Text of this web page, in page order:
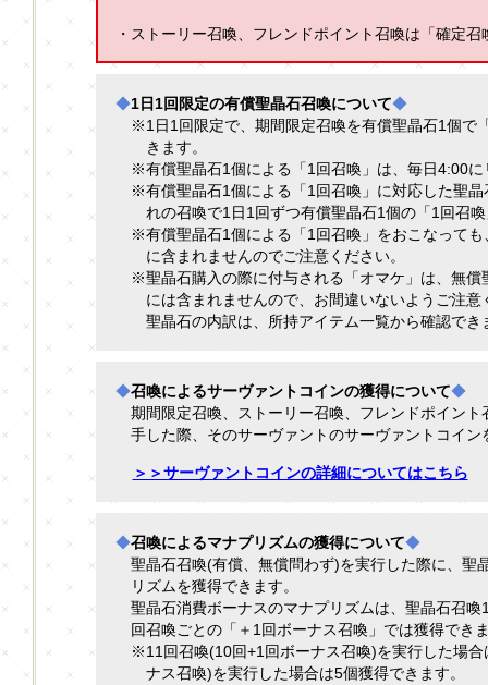
・ストーリー召喚、フレンドポイント召喚は「確定
◆1日1回限定の有償聖晶石召喚について◆
※1日1回限定で、期間限定召喚を有償聖晶石1個で
きます。
※有償聖晶石1個による「1回召喚」は、毎日4:00に
※有償聖晶石1個による「1回召喚」に対応した聖
れの召喚で1日1回ずつ有償聖晶石1個の「1回召
※有償聖晶石1個による「1回召喚」をおこなって
に含まれませんのでご注意ください。
※聖晶石購入の際に付与される「オマケ」は、無償
には含まれませんので、お間違いないようご注
聖晶石の内訳は、所持アイテム一覧から確認でき
◆召喚によるサーヴァントコインの獲得について◆
期間限定召喚、ストーリー召喚、フレンドポイン
手した際、そのサーヴァントのサーヴァントコイン
＞＞サーヴァントコインの詳細についてはこちら
◆召喚によるマナプリズムの獲得について◆
聖晶石召喚(有償、無償問わず)を実行した際に、聖
リズムを獲得できます。
聖晶石消費ボーナスのマナプリズムは、聖晶石召
回召喚ごとの「＋1回ボーナス召喚」では獲得でき
※11回召喚(10回+1回ボーナス召喚)を実行した場
ナス召喚)を実行した場合は5個獲得できます。